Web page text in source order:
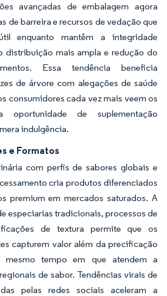
avançadas de embalagem agora
de barreira e recursos de vedação que
enquanto mantêm a integridade
distribuição mais ampla e redução do
Essa tendência beneficia
de árvore com alegações de saúde
consumidores cada vez mais veem os
oportunidade de suplementação
indulgência.
e Formatos
com perfis de sabores globais e
cria produtos diferenciados
premium em mercados saturados. A
especiarias tradicionais, processos de
de textura permite que os
capturem valor além da precificação
mesmo tempo em que atendem a
de sabor. Tendências virais de
pelas redes sociais aceleram a